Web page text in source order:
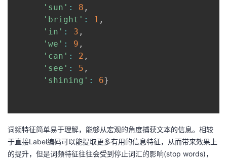
'sun' : 8 ,
'bright' : 1 ,
'in' : 3 ,
'we' : 9 ,
'can' : 2 ,
'see' : 5 ,
'shining' : 6}
词频特征简单易于理解，能够从宏观的角度捕获文本的信息。相较
于直接Label编码可以能提取更多有用的信息特征，从而带来效果上
的提升，但是词频特征往往会受到停止词汇的影响(stop words)，